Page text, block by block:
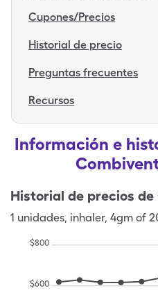
Cupones/Precios
Historial de precio
Preguntas frecuentes
Recursos
Información e
Historial de precios de
1 unidades, inhaler, 4gm of
$600
$800